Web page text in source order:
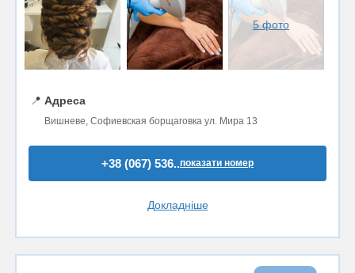
5 фото
📍 Адреса
Вишневе, Софиевская борщаговка ул. Мира 13
+38 (067) 536..показати номер
Докладніше